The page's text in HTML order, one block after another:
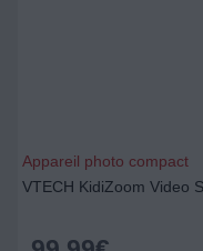
Appareil photo compact
VTECH KidiZoom Video